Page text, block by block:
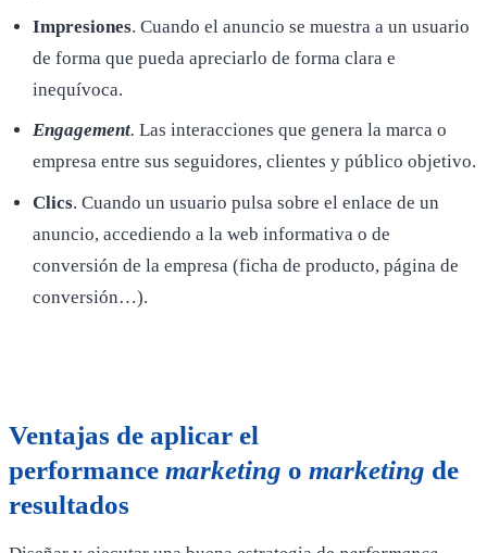
Impresiones. Cuando el anuncio se muestra a un usuario
de forma que pueda apreciarlo de forma clara e
inequívoca.
Engagement. Las interacciones que genera la marca o
empresa entre sus seguidores, clientes y público objetivo.
Clics. Cuando un usuario pulsa sobre el enlace de un
anuncio, accediendo a la web informativa o de
conversión de la empresa (ficha de producto, página de
conversión…).
Ventajas de aplicar el
performance marketing o marketing de
resultados